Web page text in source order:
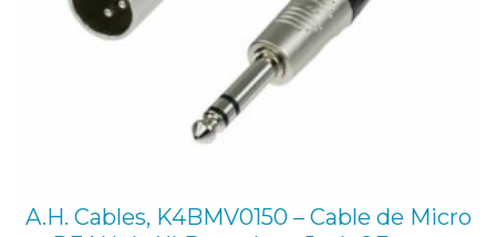
A.H. Cables, K4BMV0150 – Cable de Micro